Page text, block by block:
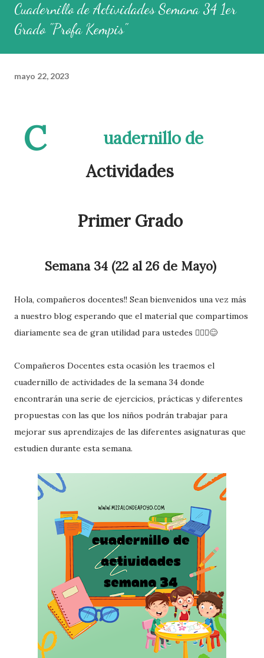
Cuadernillo de Actividades Semana 34 1er
Grado "Profa Kempis"
mayo 22, 2023
C
uadernillo de
Actividades
Primer Grado
Semana 34 (22 al 26 de Mayo)
Hola, compañeros docentes!! Sean bienvenidos una vez más
a nuestro blog esperando que el material que compartimos
diariamente sea de gran utilidad para ustedes 🙋🏽‍♂️😊
Compañeros Docentes esta ocasión les traemos el
cuadernillo de actividades de la semana 34 donde
encontrarán una serie de ejercicios, prácticas y diferentes
propuestas con las que los niños podrán trabajar para
mejorar sus aprendizajes de las diferentes asignaturas que
estudien durante esta semana.